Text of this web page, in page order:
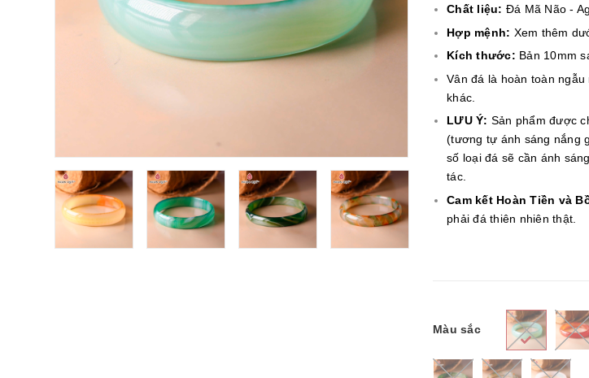
Chất liệu: Đá Mã Não -
Hợp mệnh: Xem thêm
Kích thước: Bản 10mm
Vân đá là hoàn toàn
khác.
LƯU Ý: Sản phẩm được
(tương tự ánh sáng nắng
số loại đá sẽ cần ánh
tác.
Cam kết Hoàn Tiền và
phải đá thiên nhiên thật.
Màu sắc